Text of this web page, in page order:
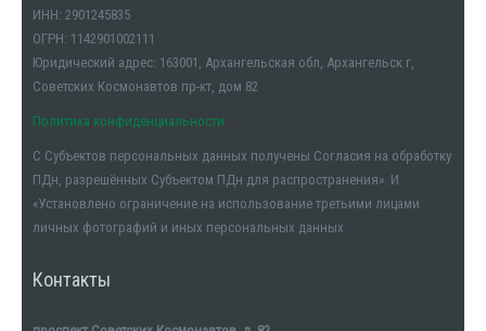
ИНН: 2901245835
ОГРН: 1142901002111
Юридический адрес: 163001, Архангельская обл, Архангельск г,
Советских Космонавтов пр-кт, дом 82
Политика конфиденциальности
С Субъектов персональных данных получены Согласия на обработку
ПДн, разрешённых Субъектом ПДн для распространения». И
«Установлено ограничение на использование третьими лицами
личных фотографий и иных персональных данных
Контакты